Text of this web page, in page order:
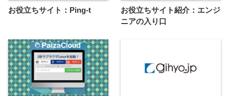
お役立ちサイト：Ping-t
お役立ちサイト紹介：エンジ
ニアの入り口